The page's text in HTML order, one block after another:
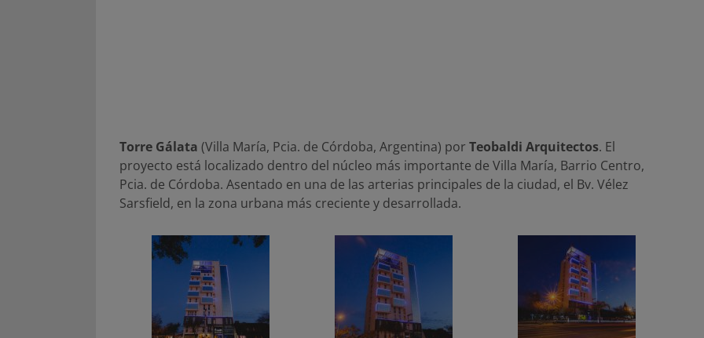
Torre Gálata (Villa María, Pcia. de Córdoba, Argentina) por Teobaldi Arquitectos. El
proyecto está localizado dentro del núcleo más importante de Villa María, Barrio Centro,
Pcia. de Córdoba. Asentado en una de las arterias principales de la ciudad, el Bv. Vélez
Sarsfield, en la zona urbana más creciente y desarrollada.